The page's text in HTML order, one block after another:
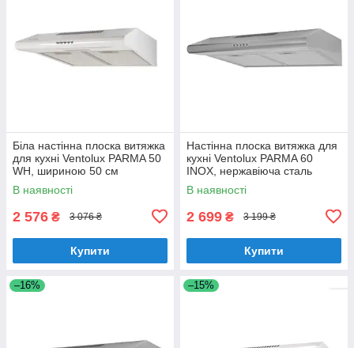
Біла настінна плоска витяжка
для кухні Ventolux PARMA 50
WH, шириною 50 см
В наявності
2 576 ₴ 3 076 ₴
Купити
Настінна плоска витяжка для
кухні Ventolux PARMA 60
INOX, нержавіюча сталь
шириною 60 см
В наявності
2 699 ₴ 3 199 ₴
Купити
–16% –15%